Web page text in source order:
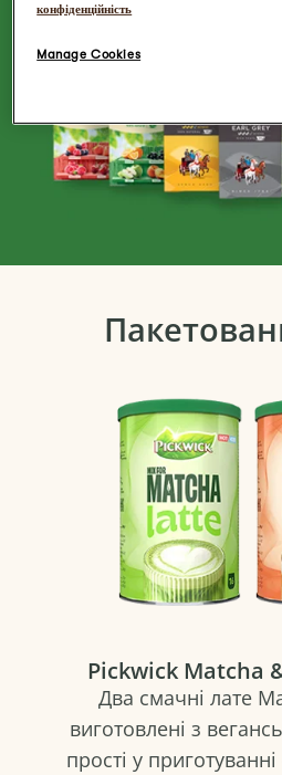
Pickwick Matcha
Два смачні лате
виготовлені з
прості у
конфіденційність
Manage Cookies